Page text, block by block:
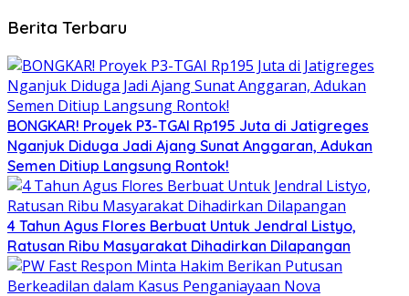
Berita Terbaru
BONGKAR! Proyek P3-TGAI Rp195 Juta di Jatigreges
Nganjuk Diduga Jadi Ajang Sunat Anggaran, Adukan
Semen Ditiup Langsung Rontok!
4 Tahun Agus Flores Berbuat Untuk Jendral Listyo,
Ratusan Ribu Masyarakat Dihadirkan Dilapangan